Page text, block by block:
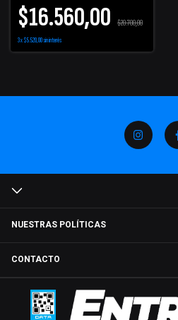
$16.560,00 $20.700,00
3x$5.520,00sin interés
NUESTRAS POLÍTICAS
CONTACTO